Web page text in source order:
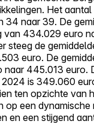
Het
34 naar 39. De
van 434.029 euro
steeg de
euro. De
445.013 euro.
is 349.060
ten opzichte van
op een dynamische
en een stijgend